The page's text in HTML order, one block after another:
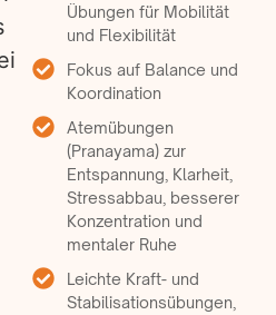
Übungen für Mobilität
und Flexibilität
Fokus auf Balance und
Koordination
Atemübungen
(Pranayama) zur
Entspannung, Klarheit,
Stressabbau, besserer
Konzentration und
mentaler Ruhe
Leichte Kraft- und
Stabilisationsübungen,